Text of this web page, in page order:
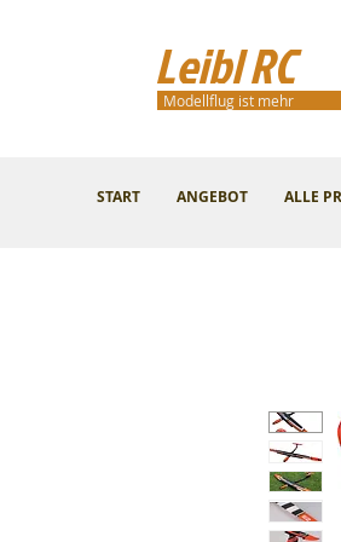
Leibl RC
START ANGEBOT ALLE
Modellflug ist mehr